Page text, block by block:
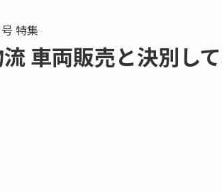
特集
車両販売と決別し